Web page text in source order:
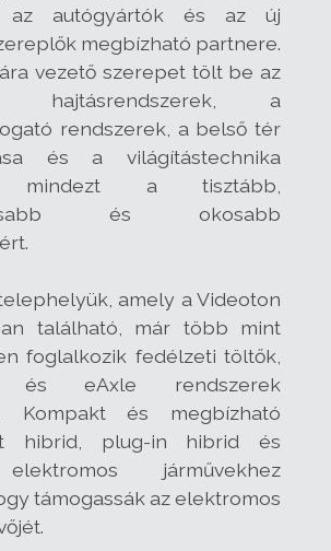
az autógyártók és az új
megbízható partnere.
vezető szerepet tölt be az
hajtásrendszerek, a
rendszerek, a belső tér
és a világítástechnika
mindezt a tisztább,
és okosabb
amely a Videoton
található, már több mint
foglalkozik fedélzeti töltők,
és eAxle rendszerek
Kompakt és megbízható
hibrid, plug-in hibrid és
járművekhez
támogassák az elektromos